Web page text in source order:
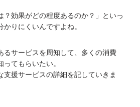
？効果がどの程度あるのか？」といっ
りにくいんですよね。
るサービスを周知して、多くの消費
てもらいたい。
支援サービスの詳細を記していきま